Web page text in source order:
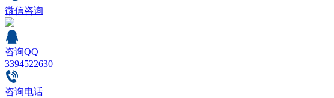
微信咨询
咨询QQ
3394522630
咨询电话